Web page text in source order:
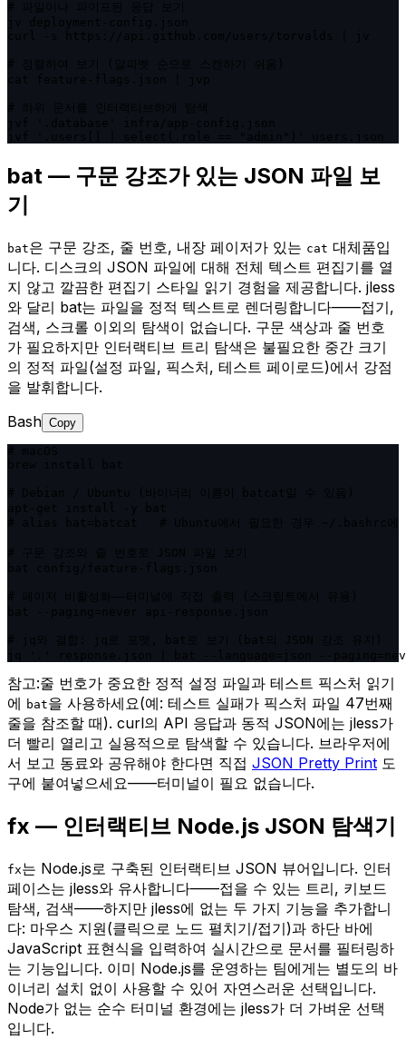
bat — 구문 강조가 있는 JSON 파일 보
기
bat은 구문 강조, 줄 번호, 내장 페이저가 있는 cat 대체품입
니다. 디스크의 JSON 파일에 대해 전체 텍스트 편집기를 열
지 않고 깔끔한 편집기 스타일 읽기 경험을 제공합니다. jless
와 달리 bat는 파일을 정적 텍스트로 렌더링합니다——접기,
검색, 스크롤 이외의 탐색이 없습니다. 구문 색상과 줄 번호
가 필요하지만 인터랙티브 트리 탐색은 불필요한 중간 크기
의 정적 파일(설정 파일, 픽스처, 테스트 페이로드)에서 강점
을 발휘합니다.
Bash Copy
jq '.' response.json | bat --language=json --
참고:줄 번호가 중요한 정적 설정 파일과 테스트 픽스처 읽기
에 bat을 사용하세요(예: 테스트 실패가 픽스처 파일 47번째
줄을 참조할 때). curl의 API 응답과 동적 JSON에는 jless가
더 빨리 열리고 실용적으로 탐색할 수 있습니다. 브라우저에
서 보고 동료와 공유해야 한다면 직접 JSON Pretty Print 도
구에 붙여넣으세요——터미널이 필요 없습니다.
fx — 인터랙티브 Node.js JSON 탐색기
fx는 Node.js로 구축된 인터랙티브 JSON 뷰어입니다. 인터
페이스는 jless와 유사합니다——접을 수 있는 트리, 키보드
탐색, 검색——하지만 jless에 없는 두 가지 기능을 추가합니
다: 마우스 지원(클릭으로 노드 펼치기/접기)과 하단 바에
JavaScript 표현식을 입력하여 실시간으로 문서를 필터링하
는 기능입니다. 이미 Node.js를 운영하는 팀에게는 별도의 바
이너리 설치 없이 사용할 수 있어 자연스러운 선택입니다.
Node가 없는 순수 터미널 환경에는 jless가 더 가벼운 선택
입니다.